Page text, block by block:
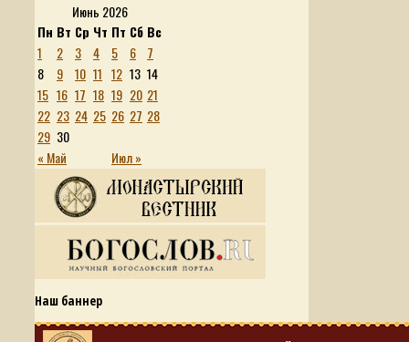
Июнь 2026
Пн Вт Ср Чт Пт Сб Вс
« Май Июл »
1 2 3 4 5 6
7
8
9 10 11 12 13 14
15 16 17 18 19 20 21
22 23 24 25 26 27 28
29 30
Наш баннер